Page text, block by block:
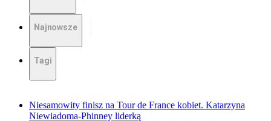
Najnowsze
Tagi
Niesamowity finisz na Tour de France kobiet. Katarzyna
Niewiadoma-Phinney liderką